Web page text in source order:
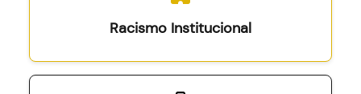
Racismo Institucional